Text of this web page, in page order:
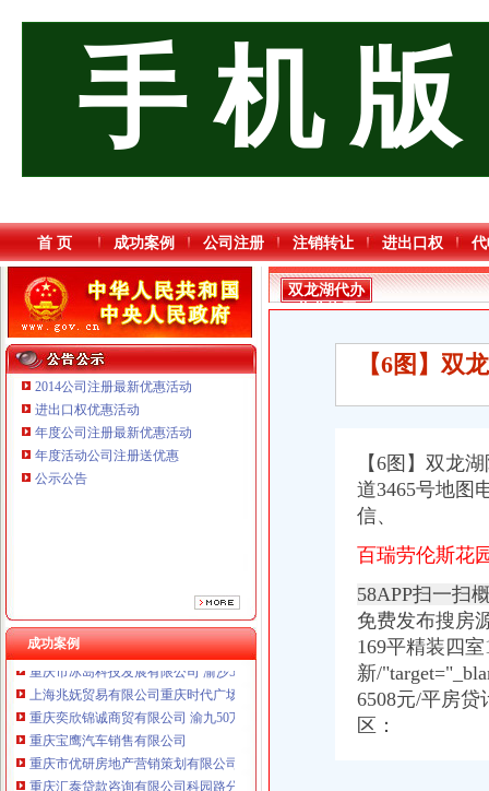
手 机 版
首 页 成功案例 公司注册 注销转让 进出口权
2014公司注册最新优惠活动
进出口权优惠活动
年度公司注册最新优惠活动
年度活动公司注册送优惠
公示公告
成功案例
重庆奕欣锦诚商贸有限公司 渝九50万 （工商注册）
重庆宝鹰汽车销售有限公司
重庆汇泰贷款咨询有限公司科园路分公司 渝高 （工商注册）
重庆谦如福商贸有限公司 渝南3万 （公司转让）
重庆恺昶贸易有限公司 渝九 （食品许可证）
重庆市冰岛科技发展有限公司 渝沙50万 （进出口权）
上海兆妩贸易有限公司重庆时代广场分公司 渝中 （工商注册）
重庆奕欣锦诚商贸有限公司 渝九50万 （工商注册）
重庆宝鹰汽车销售有限公司
重庆市优研房地产营销策划有限公司
重庆汇泰贷款咨询有限公司科园路分公司 渝高 （工商注册）
双龙湖代办
营业执照
【6图】双
【6图】双龙
道3465号地图
信、
百瑞劳伦斯花
58APP扫一扫
免费发布搜房
169平精装四
新/
6508元/平房贷
区：